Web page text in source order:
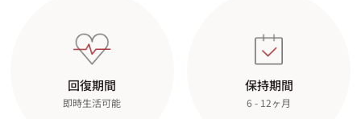
回復期間
即時生活可能
保持期間
6 - 12ヶ月